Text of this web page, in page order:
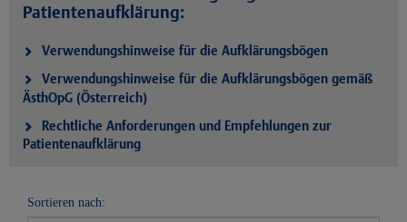
Patientenaufklärung:
Verwendungshinweise für die Aufklärungsbögen
Verwendungshinweise für die Aufklärungsbögen gemäß
ÄsthOpG (Österreich)
Rechtliche Anforderungen und Empfehlungen zur
Patientenaufklärung
Sortieren nach: